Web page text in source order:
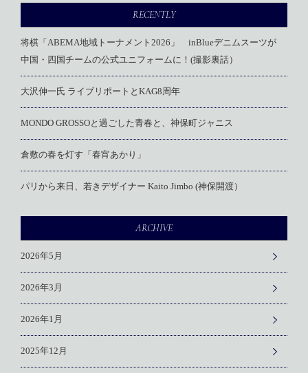
RECENTLY
将棋「ABEMA地域トーナメント2026」 inBlueデニムスーツが
中国・四国チームの公式ユニフォームに！(撮影裏話）
大沢伸一氏 ライブリポートとKAG8周年
MONDO GROSSOと過ごした青春と、神保町ジャニス
倉敷の春を灯す「春宵あかり」
パリから来日、若きデザイナー Kaito Jimbo (神保開渡）
ARCHIVE
2026年5月
2026年3月
2026年1月
2025年12月